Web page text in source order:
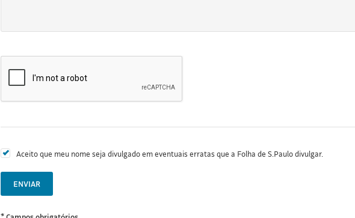
Aceito que meu nome seja divulgado em eventuais erratas que a Folha de S.Paulo divulgar.
ENVIAR